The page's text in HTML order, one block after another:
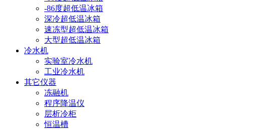
-86度超低温冰箱
深冷超低温冰箱
速冻型超低温冰箱
大型超低温冰箱
冷水机
实验室冷水机
工业冷水机
其它仪器
冻融机
程序降温仪
层析冷柜
恒温槽